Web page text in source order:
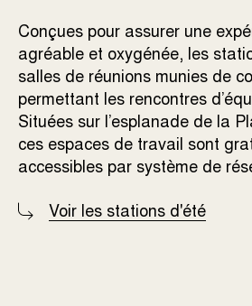
Conçues pour assurer une
agréable et oxygénée, les
salles de réunions munies de
permettant les rencontres
Situées sur l’esplanade de la
ces espaces de travail sont
accessibles par système de
Voir les stations d'été